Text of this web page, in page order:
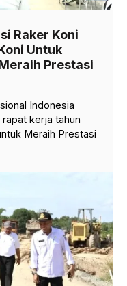
Raker Koni
Untuk
Prestasi
Indonesia
kerja tahun
Meraih Prestasi